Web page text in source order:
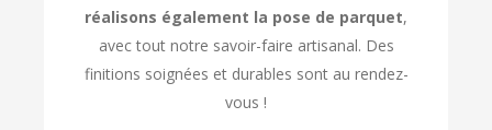
réalisons également la pose de parquet,
avec tout notre savoir-faire artisanal. Des
finitions soignées et durables sont au rendez-
vous !